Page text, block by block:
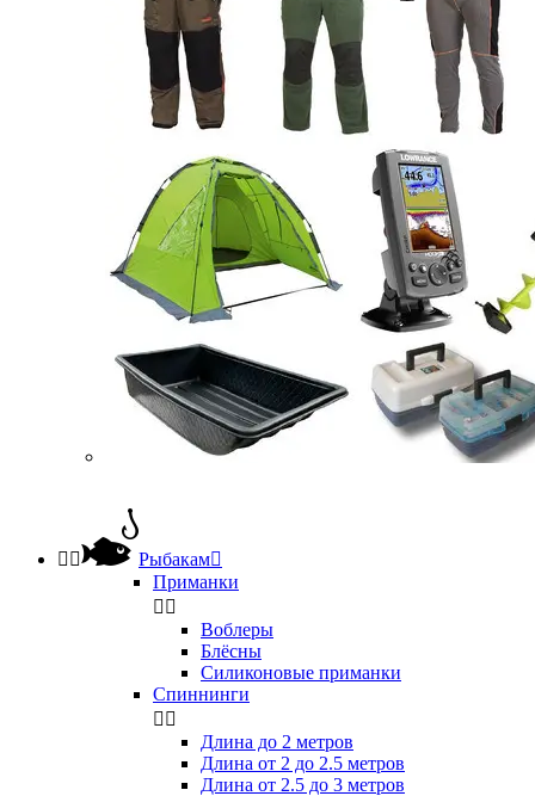
  Рыбакам
Приманки
 
Воблеры
Блёсны
Силиконовые приманки
Спиннинги
 
Длина до 2 метров
Длина от 2 до 2.5 метров
Длина от 2.5 до 3 метров